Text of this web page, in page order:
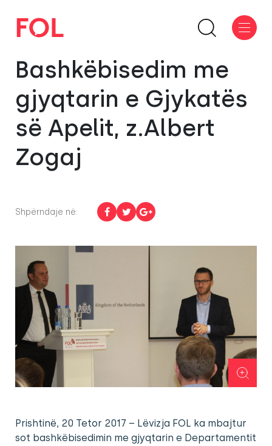
Bashkëbisedim me
gjyqtarin e Gjykatës
së Apelit, z.Albert
Zogaj
Shpërndaje në:
Prishtinë, 20 Tetor 2017 – Lëvizja FOL ka mbajtur
sot bashkëbisedimin me gjyqtarin e Departamentit